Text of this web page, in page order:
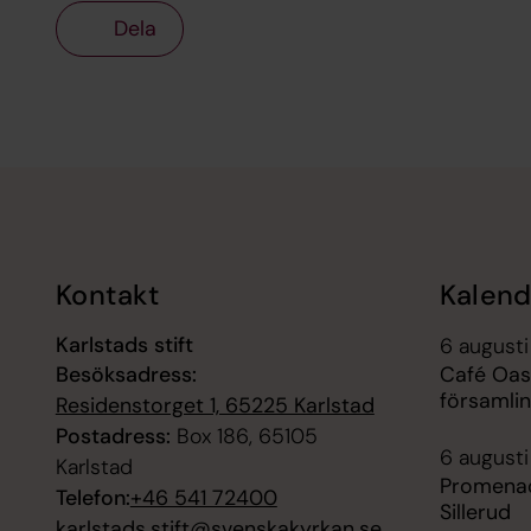
Dela
Kontakt
Karlstads stift
Besöksadress:
Residenstorget 1, 65225 Karlstad
Postadress: Box 186, 65105
Karlstad
Telefon:+46 541 72400
6
Café
6
Sillerud